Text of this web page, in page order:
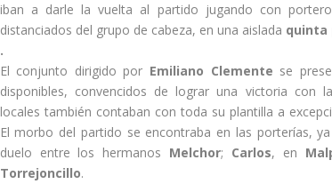
iban a darle la vuelta al partido jugando con
distanciados del grupo de cabeza, en una aislada quinta
.
El conjunto dirigido por Emiliano Clemente se
disponibles, convencidos de lograr una victoria con
locales también contaban con toda su plantilla a
El morbo del partido se encontraba en las porterías,
duelo entre los hermanos Melchor; Carlos, en
Torrejoncillo.